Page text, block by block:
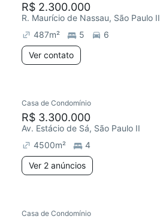
R$ 2.300.000
R. Maurício de Nassau, São Paulo II
487m² 5
6
Ver contato
Chegou este mês
Casa de Condomínio
R$ 3.300.000
Av. Estácio de Sá, São Paulo II
4500m²
4
Ver 2 anúncios
Casa de Condomínio